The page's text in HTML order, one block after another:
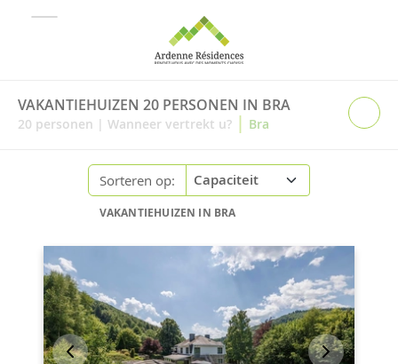
VAKANTIEHUIZEN 20 PERSONEN IN BRA
20 personen | Wanneer vertrekt u? | Bra
Sorteren op:
VAKANTIEHUIZEN IN BRA